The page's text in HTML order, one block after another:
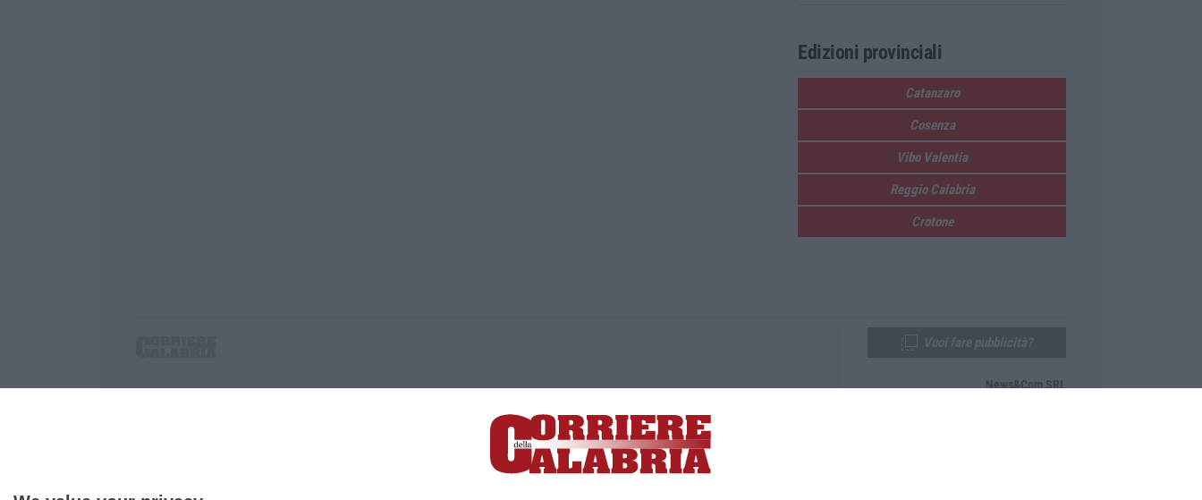
Edizioni provinciali
Catanzaro
Cosenza
Vibo Valentia
Reggio Calabria
Crotone
P.IVA. 03199620794, Via del mare 6/G, S.Eufemia, Lamezia Terme (CZ)
Iscrizione tribunale di Lamezia Terme 5/2011 - Direttore responsabile Paola Militano |Privacy
News&Com SRL